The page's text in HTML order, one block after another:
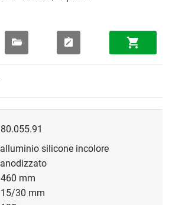
80.055.91
alluminio silicone incolore
anodizzato
460 mm
15/30 mm